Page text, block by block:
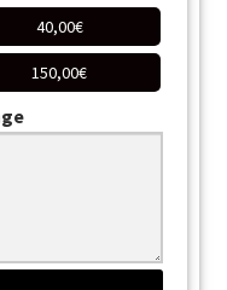
40,00€
150,00€